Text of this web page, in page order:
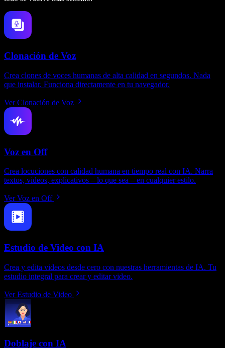
Clonación de Voz
Crea clones de voces humanas de alta calidad en segundos. Nada
que instalar. Funciona directamente en tu navegador.
Ver Clonación de Voz
Voz en Off
Crea locuciones con calidad humana en tiempo real con IA. Narra
textos, videos, explicativos – lo que sea – en cualquier estilo.
Ver Voz en Off
Estudio de Video con IA
Crea y edita videos desde cero con nuestras herramientas de IA. Tu
estudio integral para crear y editar video.
Ver Estudio de Video
Doblaje con IA